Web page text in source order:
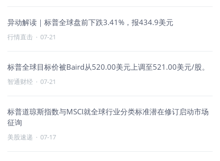
异动解读｜标普全球盘前下跌3.41%，报434.9美元
行情直击 · 07-21
标普全球目标价被Baird从520.00美元上调至521.00美元/股。
智通财经 · 07-21
标普道琼斯指数与MSCI就全球行业分类标准潜在修订启动市场
征询
美股速递 · 07-17